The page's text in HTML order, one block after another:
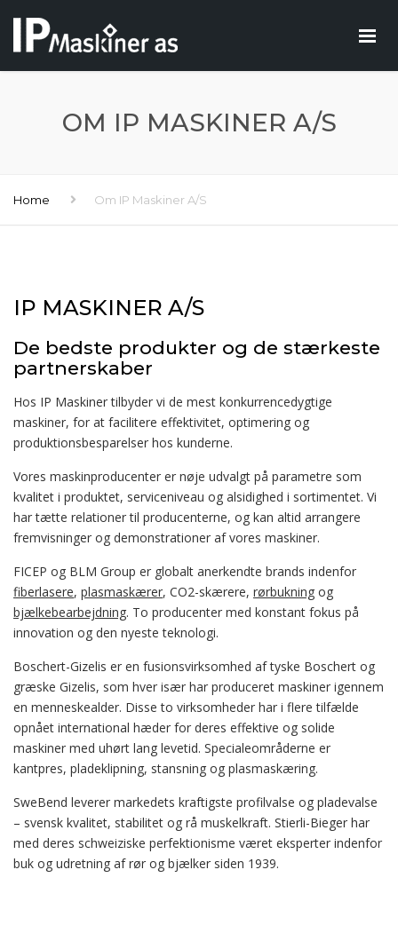
OM IP MASKINER A/S
Home Om IP Maskiner A/S
IP MASKINER A/S
De bedste produkter og de stærkeste
partnerskaber
Hos IP Maskiner tilbyder vi de mest konkurrencedygtige
maskiner, for at facilitere effektivitet, optimering og
produktionsbesparelser hos kunderne.
Vores maskinproducenter er nøje udvalgt på parametre som
kvalitet i produktet, serviceniveau og alsidighed i sortimentet. Vi
har tætte relationer til producenterne, og kan altid arrangere
fremvisninger og demonstrationer af vores maskiner.
FICEP og BLM Group er globalt anerkendte brands indenfor
fiberlasere, plasmaskærer, CO2-skærere, rørbukning og
bjælkebearbejdning. To producenter med konstant fokus på
innovation og den nyeste teknologi.
Boschert-Gizelis er en fusionsvirksomhed af tyske Boschert og
græske Gizelis, som hver især har produceret maskiner igennem
en menneskealder. Disse to virksomheder har i flere tilfælde
opnået international hæder for deres effektive og solide
maskiner med uhørt lang levetid. Specialeområderne er
kantpres, pladeklipning, stansning og plasmaskæring.
SweBend leverer markedets kraftigste profilvalse og pladevalse
– svensk kvalitet, stabilitet og rå muskelkraft. Stierli-Bieger har
med deres schweiziske perfektionisme været eksperter indenfor
buk og udretning af rør og bjælker siden 1939.